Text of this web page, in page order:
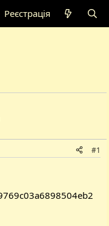
Реєстрація
#1